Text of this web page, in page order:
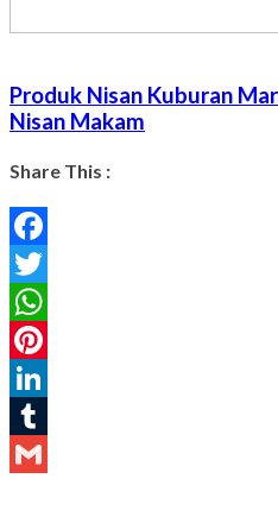
Produk Nisan Kuburan
Nisan Makam
Share This :
Facebook
Twitter
WhatsApp
Pinterest
LinkedIn
Tumblr